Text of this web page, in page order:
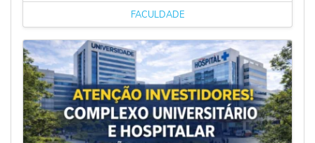
FACULDADE